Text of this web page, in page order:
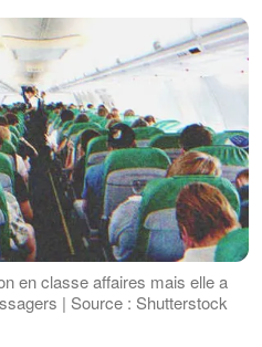
en classe affaires mais elle a
| Source : Shutterstock